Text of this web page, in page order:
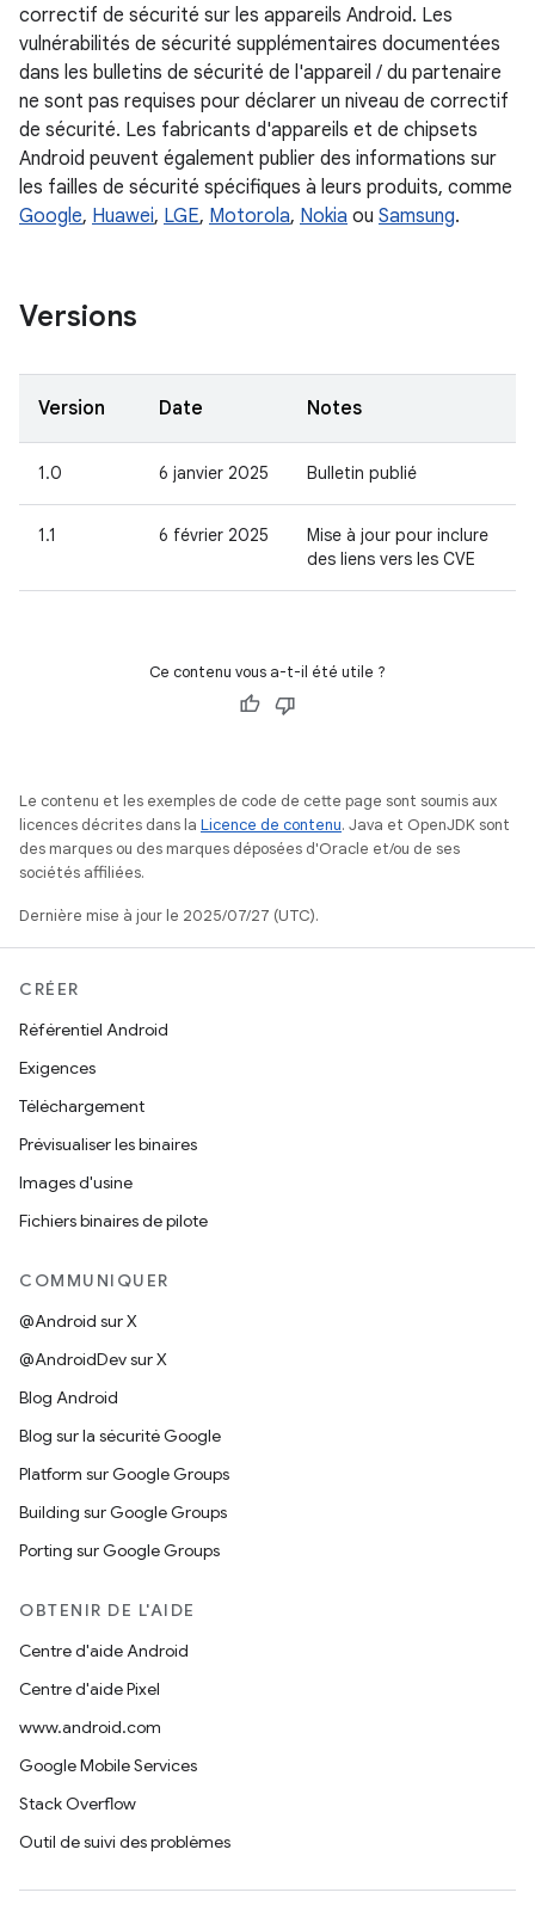
correctif de sécurité sur les appareils Android. Les
vulnérabilités de sécurité supplémentaires documentées
dans les bulletins de sécurité de l'appareil / du partenaire
ne sont pas requises pour déclarer un niveau de correctif
de sécurité. Les fabricants d'appareils et de chipsets
Android peuvent également publier des informations sur
les failles de sécurité spécifiques à leurs produits, comme
Google, Huawei, LGE, Motorola, Nokia ou Samsung.
Versions
Version Date Notes
1.0 6 janvier 2025 Bulletin publié
1.1 6 février 2025
Mise à jour pour inclure
des liens vers les CVE
Ce contenu vous a-t-il été utile ?
Le contenu et les exemples de code de cette page sont soumis aux
licences décrites dans la Licence de contenu. Java et OpenJDK sont
des marques ou des marques déposées d'Oracle et/ou de ses
sociétés affiliées.
Dernière mise à jour le 2025/07/27 (UTC).
CRÉER
Référentiel Android
Exigences
Téléchargement
Prévisualiser les binaires
Images d'usine
Fichiers binaires de pilote
COMMUNIQUER
@Android sur X
@AndroidDev sur X
Blog Android
Blog sur la sécurité Google
Platform sur Google Groups
Building sur Google Groups
Porting sur Google Groups
OBTENIR DE L'AIDE
Centre d'aide Android
Centre d'aide Pixel
www.android.com
Google Mobile Services
Stack Overflow
Outil de suivi des problèmes